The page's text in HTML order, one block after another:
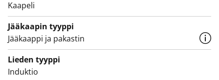
Asukkaana pääset käyttämään taloyhtiön varastotiloja,
asunnon omaa irtaimistovarastoa sekä
kuivaushuoneita. Autohallipaikkoja on vuokrattavissa
saatavuuden mukaan."""
Kaapeli
Jääkaapin tyyppi
Jääkaappi ja pakastin
Lieden tyyppi
Induktio